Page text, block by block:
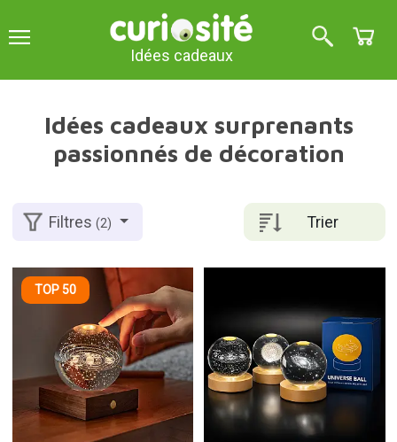
Idées cadeaux
Idées cadeaux surprenants
passionnés de décoration
Trier
Filtres(2)
TOP 50